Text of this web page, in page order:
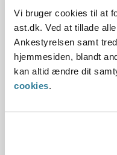
Vi bruger cookies til at
ast.dk. Ved at tillade
Ankestyrelsen samt
hjemmesiden, blandt
kan altid ændre dit
cookies.
30.06.2010
Offentliggørelsesdato
10.07.2013
Paragraf